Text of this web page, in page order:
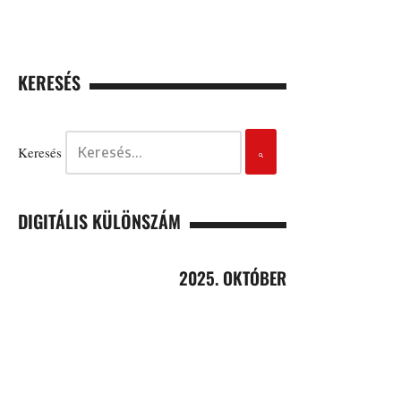
KERESÉS
Keresés
DIGITÁLIS KÜLÖNSZÁM
2025. OKTÓBER